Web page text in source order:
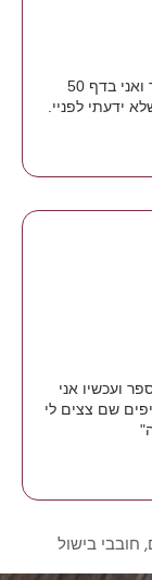
"הספר שלך ממש מעניין! תוכן איכותי מאוד ואני בדף 50
ידעתי לפניי.
ועכשיו אני
שם צצים לי
בישול